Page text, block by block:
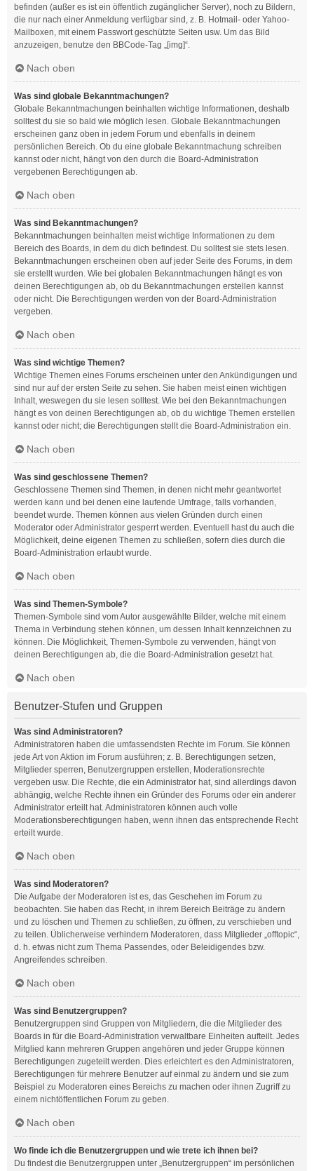
befinden (außer es ist ein öffentlich zugänglicher Server), noch zu Bildern,
die nur nach einer Anmeldung verfügbar sind, z. B. Hotmail- oder Yahoo-
Mailboxen, mit einem Passwort geschützte Seiten usw. Um das Bild
anzuzeigen, benutze den BBCode-Tag „[img]“.
Nach oben
Was sind globale Bekanntmachungen?
Globale Bekanntmachungen beinhalten wichtige Informationen, deshalb
solltest du sie so bald wie möglich lesen. Globale Bekanntmachungen
erscheinen ganz oben in jedem Forum und ebenfalls in deinem
persönlichen Bereich. Ob du eine globale Bekanntmachung schreiben
kannst oder nicht, hängt von den durch die Board-Administration
vergebenen Berechtigungen ab.
Nach oben
Was sind Bekanntmachungen?
Bekanntmachungen beinhalten meist wichtige Informationen zu dem
Bereich des Boards, in dem du dich befindest. Du solltest sie stets lesen.
Bekanntmachungen erscheinen oben auf jeder Seite des Forums, in dem
sie erstellt wurden. Wie bei globalen Bekanntmachungen hängt es von
deinen Berechtigungen ab, ob du Bekanntmachungen erstellen kannst
oder nicht. Die Berechtigungen werden von der Board-Administration
vergeben.
Nach oben
Was sind wichtige Themen?
Wichtige Themen eines Forums erscheinen unter den Ankündigungen und
sind nur auf der ersten Seite zu sehen. Sie haben meist einen wichtigen
Inhalt, weswegen du sie lesen solltest. Wie bei den Bekanntmachungen
hängt es von deinen Berechtigungen ab, ob du wichtige Themen erstellen
kannst oder nicht; die Berechtigungen stellt die Board-Administration ein.
Nach oben
Was sind geschlossene Themen?
Geschlossene Themen sind Themen, in denen nicht mehr geantwortet
werden kann und bei denen eine laufende Umfrage, falls vorhanden,
beendet wurde. Themen können aus vielen Gründen durch einen
Moderator oder Administrator gesperrt werden. Eventuell hast du auch die
Möglichkeit, deine eigenen Themen zu schließen, sofern dies durch die
Board-Administration erlaubt wurde.
Nach oben
Was sind Themen-Symbole?
Themen-Symbole sind vom Autor ausgewählte Bilder, welche mit einem
Thema in Verbindung stehen können, um dessen Inhalt kennzeichnen zu
können. Die Möglichkeit, Themen-Symbole zu verwenden, hängt von
deinen Berechtigungen ab, die die Board-Administration gesetzt hat.
Nach oben
Benutzer-Stufen und Gruppen
Was sind Administratoren?
Administratoren haben die umfassendsten Rechte im Forum. Sie können
jede Art von Aktion im Forum ausführen; z. B. Berechtigungen setzen,
Mitglieder sperren, Benutzergruppen erstellen, Moderationsrechte
vergeben usw. Die Rechte, die ein Administrator hat, sind allerdings davon
abhängig, welche Rechte ihnen ein Gründer des Forums oder ein anderer
Administrator erteilt hat. Administratoren können auch volle
Moderationsberechtigungen haben, wenn ihnen das entsprechende Recht
erteilt wurde.
Nach oben
Was sind Moderatoren?
Die Aufgabe der Moderatoren ist es, das Geschehen im Forum zu
beobachten. Sie haben das Recht, in ihrem Bereich Beiträge zu ändern
und zu löschen und Themen zu schließen, zu öffnen, zu verschieben und
zu teilen. Üblicherweise verhindern Moderatoren, dass Mitglieder „offtopic“,
d. h. etwas nicht zum Thema Passendes, oder Beleidigendes bzw.
Angreifendes schreiben.
Nach oben
Was sind Benutzergruppen?
Benutzergruppen sind Gruppen von Mitgliedern, die die Mitglieder des
Boards in für die Board-Administration verwaltbare Einheiten aufteilt. Jedes
Mitglied kann mehreren Gruppen angehören und jeder Gruppe können
Berechtigungen zugeteilt werden. Dies erleichtert es den Administratoren,
Berechtigungen für mehrere Benutzer auf einmal zu ändern und sie zum
Beispiel zu Moderatoren eines Bereichs zu machen oder ihnen Zugriff zu
einem nichtöffentlichen Forum zu geben.
Nach oben
Wo finde ich die Benutzergruppen und wie trete ich ihnen bei?
Du findest die Benutzergruppen unter „Benutzergruppen“ im persönlichen